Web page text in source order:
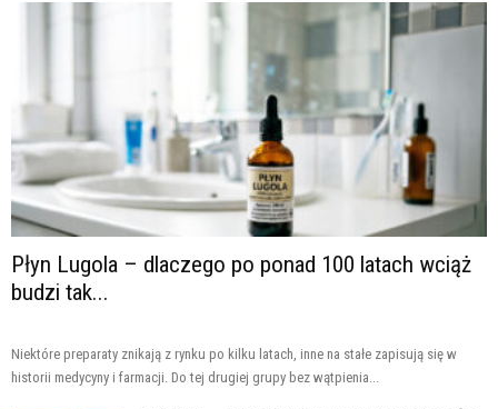
Płyn Lugola – dlaczego po ponad 100 latach wciąż
budzi tak...
Niektóre preparaty znikają z rynku po kilku latach, inne na stałe zapisują się w
historii medycyny i farmacji. Do tej drugiej grupy bez wątpienia...